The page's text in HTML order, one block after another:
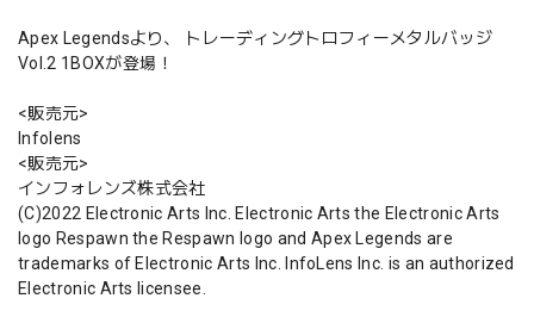
Apex Legendsより、 トレーディングトロフィーメタルバッジ
Vol.2 1BOXが登場！
<販売元>
Infolens
<販売元>
インフォレンズ株式会社
(C)2022 Electronic Arts Inc. Electronic Arts the Electronic Arts
logo Respawn the Respawn logo and Apex Legends are
trademarks of Electronic Arts Inc. InfoLens Inc. is an authorized
Electronic Arts licensee.